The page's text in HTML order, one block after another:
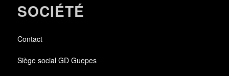
SOCIÉTÉ
Contact
Siège social GD Guepes